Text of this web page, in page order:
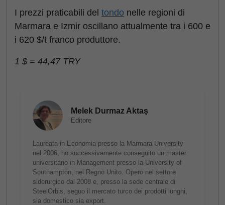
I prezzi praticabili del tondo nelle regioni di
Marmara e Izmir oscillano attualmente tra i 600 e
i 620 $/t franco produttore.
1 $ = 44,47 TRY
Melek Durmaz Aktaş
Editore
Laureata in Economia presso la Marmara University
nel 2006, ho successivamente conseguito un master
universitario in Management presso la University of
Southampton, nel Regno Unito. Opero nel settore
siderurgico dal 2008 e, presso la sede centrale di
SteelOrbis, seguo il mercato turco dei prodotti lunghi,
sia domestico sia export.